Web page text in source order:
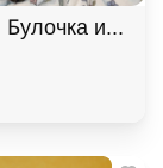
Полосатый,
Булочка ищет